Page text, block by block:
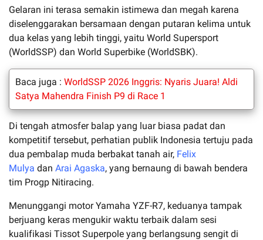
Gelaran ini terasa semakin istimewa dan megah karena
diselenggarakan bersamaan dengan putaran kelima untuk
dua kelas yang lebih tinggi, yaitu World Supersport
(WorldSSP) dan World Superbike (WorldSBK).
Baca juga : WorldSSP 2026 Inggris: Nyaris Juara! Aldi
Satya Mahendra Finish P9 di Race 1
Di tengah atmosfer balap yang luar biasa padat dan
kompetitif tersebut, perhatian publik Indonesia tertuju pada
dua pembalap muda berbakat tanah air, Felix
Mulya dan Arai Agaska, yang bernaung di bawah bendera
tim Progp Nitiracing.
Menunggangi motor Yamaha YZF-R7, keduanya tampak
berjuang keras mengukir waktu terbaik dalam sesi
kualifikasi Tissot Superpole yang berlangsung sengit di